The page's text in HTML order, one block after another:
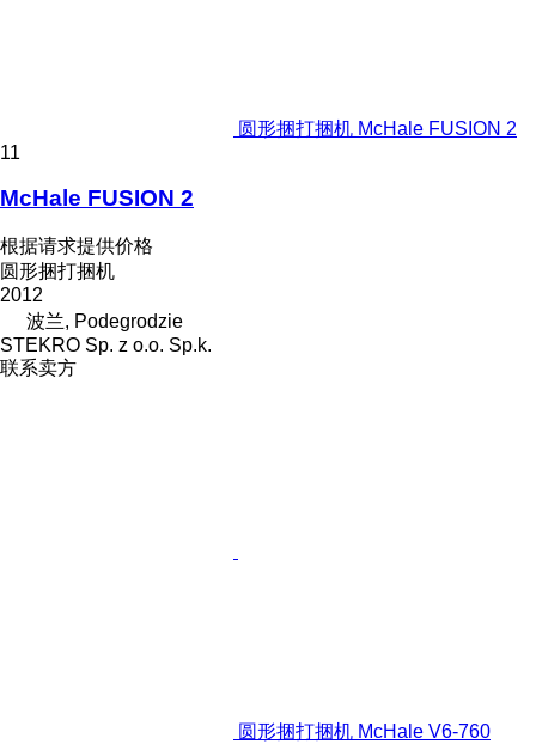
圆形捆打捆机 McHale FUSION 2
11
McHale FUSION 2
根据请求提供价格
圆形捆打捆机
2012
波兰, Podegrodzie
STEKRO Sp. z o.o. Sp.k.
联系卖方
圆形捆打捆机 McHale V6-760